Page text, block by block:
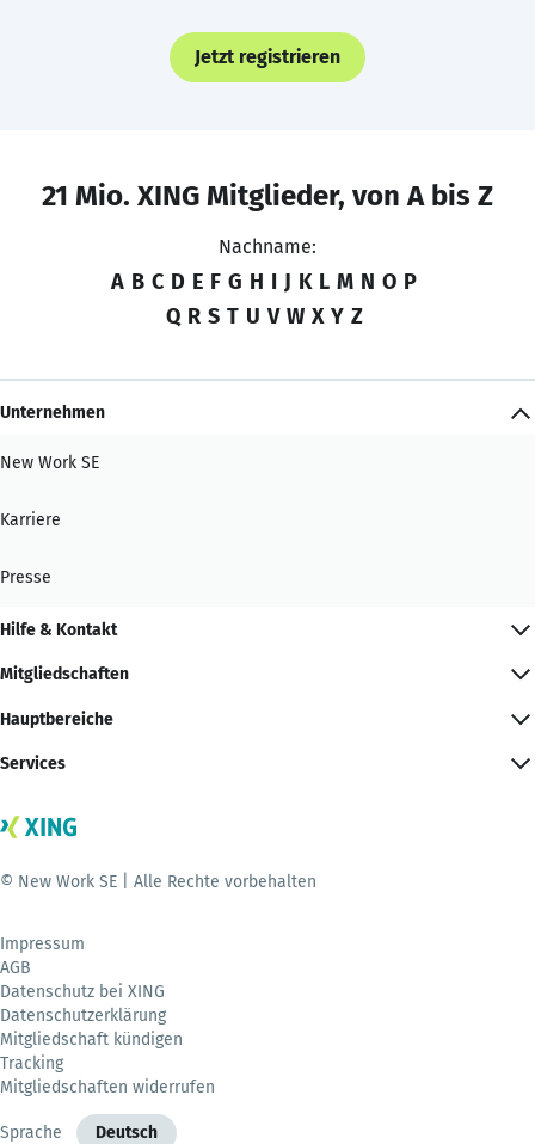
Jetzt registrieren
21 Mio. XING Mitglieder, von A bis Z
Nachname:
A B C D E F G H I J K L M N O P
Q R S T U V W X Y Z
Unternehmen
New Work SE
Karriere
Presse
Hilfe & Kontakt
Mitgliedschaften
Hauptbereiche
Services
© New Work SE | Alle Rechte vorbehalten
Impressum
AGB
Datenschutz bei XING
Datenschutzerklärung
Mitgliedschaft kündigen
Tracking
Mitgliedschaften widerrufen
Sprache Deutsch